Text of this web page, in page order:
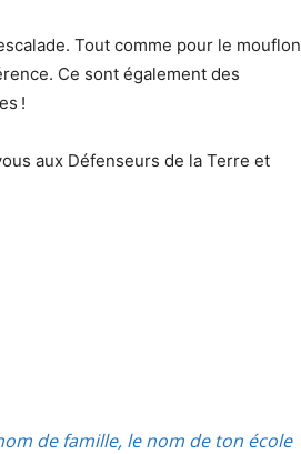
Tout comme pour le mouflon
Ce sont également des
!
aux Défenseurs de la Terre et
de famille, le nom de ton école